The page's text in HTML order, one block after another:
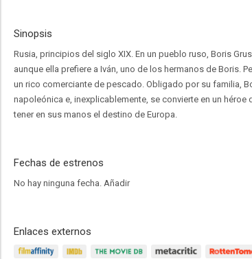
Sinopsis
Rusia, principios del siglo XIX. En un pueblo ruso, Boris
aunque ella prefiere a Iván, uno de los hermanos de Boris.
un rico comerciante de pescado. Obligado por su familia,
napoleónica e, inexplicablemente, se convierte en un
tener en sus manos el destino de Europa.
Fechas de estrenos
No hay ninguna fecha. Añadir
Enlaces externos